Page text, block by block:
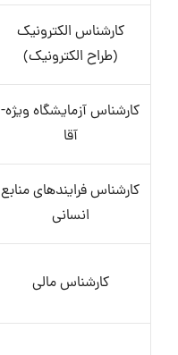
کارشناس الکترونیک
(طراح الکترونیک)
کارشناس آزمایشگاه ویژه-
آقا
کارشناس فرایندهای منابع
انسانی
کارشناس مالی